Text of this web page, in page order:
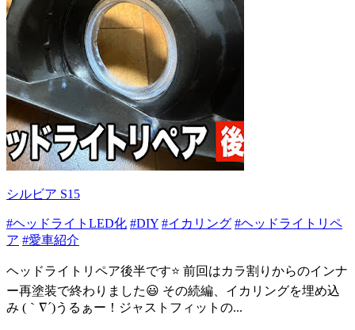
シルビア S15
#ヘッドライトLED化 #DIY #イカリング #ヘッドライトリペ
ア #愛車紹介
ヘッドライトリペア後半です⭐️ 前回はカラ割りからのインナ
ー再塗装で終わりました😃 その続編、イカリングを埋め込
み (｀∇´)うるぁー！ジャストフィットの...